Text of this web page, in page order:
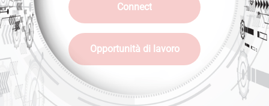
Connect
Opportunità di lavoro